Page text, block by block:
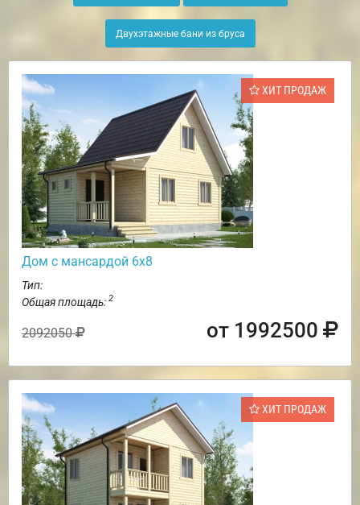
Двухэтажные бани из бруса
ХИТ ПРОДАЖ
Дом с мансардой 6х8
Тип:
Общая площадь: 2
2092050 от 1992500
ХИТ ПРОДАЖ